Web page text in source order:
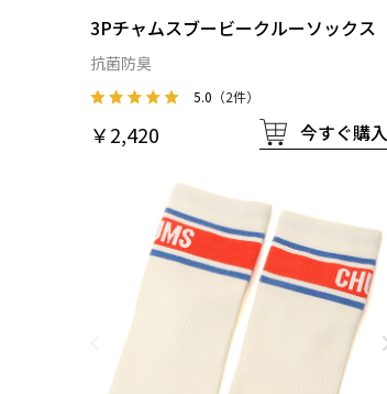
3Pチャムスブービークルーソックス
抗菌防臭
5.0 （2件）
￥2,420 今すぐ購入